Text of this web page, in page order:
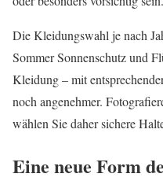
Die Kleidungswahl je nach
Sommer Sonnenschutz und
Kleidung – mit
noch angenehmer.
wählen Sie daher sichere
Eine neue Form